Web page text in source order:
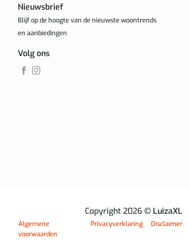
Nieuwsbrief
Blijf op de hoogte van de nieuwste woontrends
en aanbiedingen
Volg ons
Copyright 2026 © LuizaXL
Algemene
voorwaarden
Privacyverklaring Disclaimer